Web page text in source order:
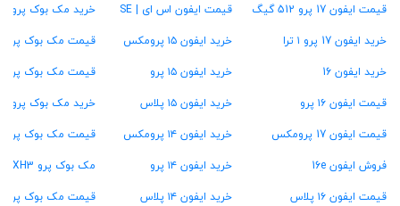
قیمت ایفون 17 پرو 512 گیگ
خرید ایفون 17 پرو ۱ ترا
خرید ایفون 16
قیمت ایفون ۱۶ پرو
قیمت ایفون 17 پرومکس
فروش ایفون 16e
قیمت ایفون ۱۶ پلاس
قیمت ایفون اس ای | SE
خرید ایفون ۱۵ پرومکس
خرید ایفون ۱۵ پرو
خرید ایفون ۱۵ پلاس
خرید ایفون ۱۴ پرومکس
خرید ایفون ۱۴ پرو
خرید ایفون ۱۴ پلاس
خرید مک بوک پرو ۱ ترابایت
قیمت مک بوک پرو ۱۶ گیگ رام
قیمت مک بوک پرو ۲۴ گیگ رام
خرید مک بوک پرو ۳۶ گیگ رام
قیمت مک بوک پرو ۴۸ گیگ رام
مک بوک پرو MXH3
قیمت مک بوک پرو MW2U3